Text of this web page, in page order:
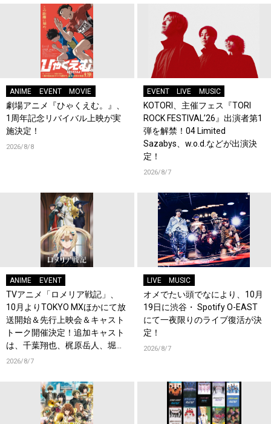
ANIME EVENT MOVIE
劇場アニメ『ひゃくえむ。』、
1周年記念リバイバル上映が実
施決定！
2026/8/8
EVENT LIVE MUSIC
KOTORI、主催フェス『TORI
ROCK FESTIVAL’26』出演者第1
弾を解禁！04 Limited
Sazabys、w.o.d.などが出演決
定！
2026/8/7
ANIME EVENT
TVアニメ「ロメリア戦記」、
10月よりTOKYO MXほかにて放
送開始＆先行上映会＆キャスト
トーク開催決定！追加キャスト
は、千葉翔也、梶原岳人、堀江
瞬、綿貫竜之介！PV第1弾公
2026/8/7
LIVE MUSIC
オメでたい頭でなにより、10月
19日に渋谷・ Spotify O-EAST
にて一夜限りのライブ復活が決
定！
2026/8/7